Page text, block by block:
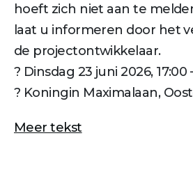
hoeft zich niet aan te
laat u informeren door het
de projectontwikkelaar.
? Dinsdag 23 juni 2026, 17:00
? Koningin Maximalaan,
Meer tekst